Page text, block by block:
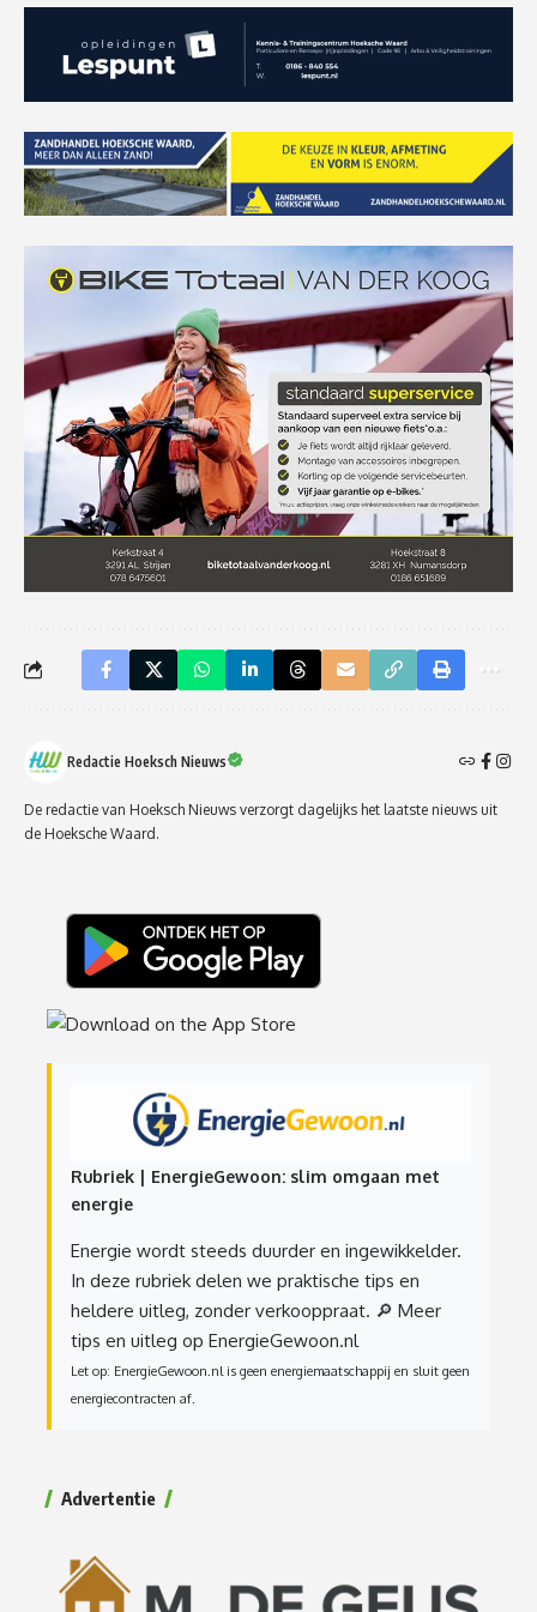
Redactie Hoeksch Nieuws
De redactie van Hoeksch Nieuws verzorgt dagelijks het laatste nieuws uit
de Hoeksche Waard.
Rubriek | EnergieGewoon: slim omgaan met
energie
Energie wordt steeds duurder en ingewikkelder.
In deze rubriek delen we praktische tips en
heldere uitleg, zonder verkooppraat. 🔎 Meer
tips en uitleg op EnergieGewoon.nl
Let op: EnergieGewoon.nl is geen energiemaatschappij en sluit geen
energiecontracten af.
Advertentie